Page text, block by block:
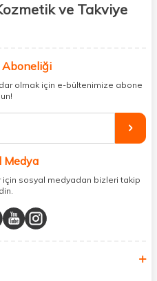
ve Takviye
ürünlerini sizlerle
dolaşmanıza gerek yok;
topluyor ve kapınıza kadar
güzelliğinizi tamamlayabilir,
takviye edici gıdalara
fiyat ve hızlı kargo avantajıyla
en iyi hale getiriyoruz.
her şey burada!
bize katılın!
Aboneliği
olmak için e-bültenimize abone
Medya
sosyal medyadan bizleri takip